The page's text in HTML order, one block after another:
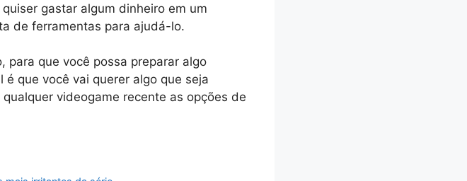
gastar algum dinheiro em um
de ferramentas para ajudá-lo.
para que você possa preparar algo
que você vai querer algo que seja
videogame recente as opções de